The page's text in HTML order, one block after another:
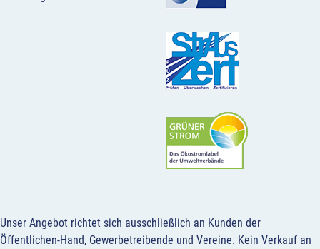
Unser Angebot richtet sich ausschließlich an Kunden der
Öffentlichen-Hand, Gewerbetreibende und Vereine. Kein Verkauf an